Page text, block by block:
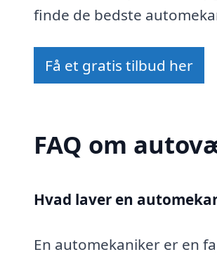
finde de bedste
Få et gratis tilbud her
FAQ om
Hvad laver en
En automekaniker er en